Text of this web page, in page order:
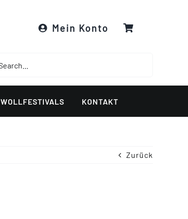
Mein Konto
WOLLFESTIVALS KONTAKT
Zurück